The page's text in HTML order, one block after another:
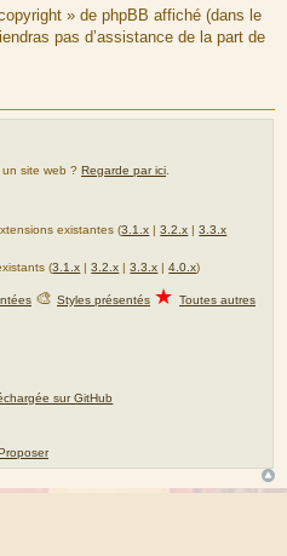
» de phpBB affiché (dans le
pas d’assistance de la part de
site web ? Regarde par ici
existantes (3.1.x |3.2.x |3.3.x
(3.1.x |3.2.x |3.3.x |4.0.x)
🎨 Styles présentés ★ Toutes autres
sur GitHub